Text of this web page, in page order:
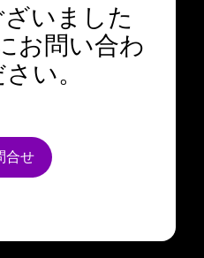
いました
お問い合わ
い。
合せ